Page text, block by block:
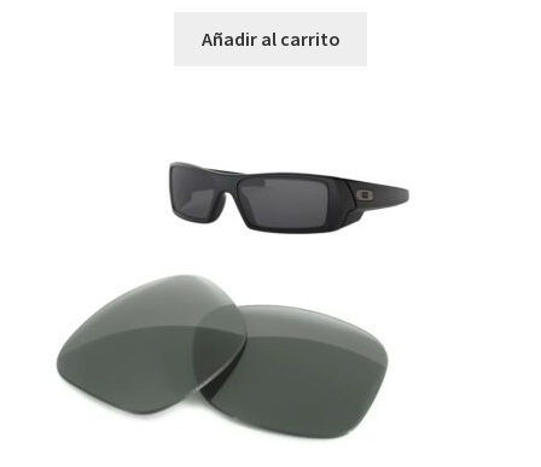
Añadir al carrito